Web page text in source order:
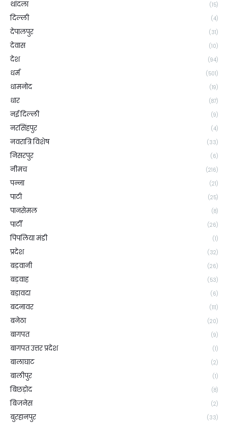
थांदला (15)
दिल्ली (4)
देपालपुर (31)
देवास (10)
देश (94)
धर्म (501)
धामनोद (19)
धार (87)
नई दिल्ली (9)
नरसिंहपुर (4)
नवरात्रि विशेष (33)
निसरपुर (6)
नीमच (216)
पन्ना (21)
पाटी (25)
पानसेमल (8)
पार्टी (26)
पिपलिया मंडी (1)
प्रदेश (32)
बड़वानी (26)
बड़वाह (53)
बड़ावदा (6)
बदनावर (111)
बनेठा (20)
बागपत (9)
बागपत उत्तर प्रदेश (1)
बालाघाट (2)
बालीपुर (1)
बिछड़ोद (8)
बिजनेस (2)
बुरहानपुर (33)